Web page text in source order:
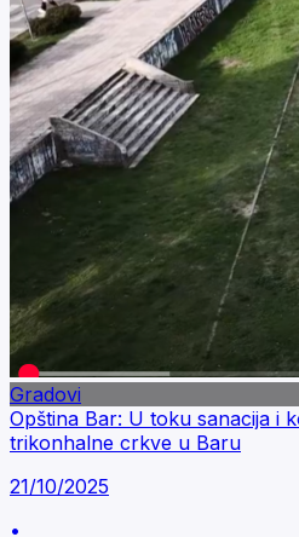
Gradovi
Opština Bar: U toku sanacija i
trikonhalne crkve u Baru
21/10/2025
•